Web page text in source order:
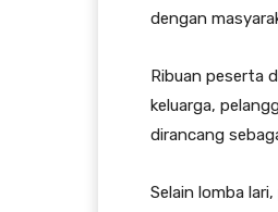
dengan
Ribuan peserta
keluarga,
dirancang
Selain lomba